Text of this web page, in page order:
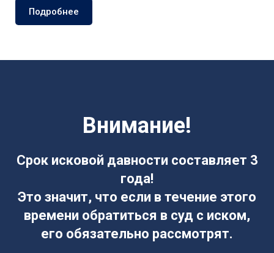
Подробнее
Внимание!
Срок исковой давности составляет 3
года!
Это значит, что если в течение этого
времени обратиться в суд с иском,
его обязательно рассмотрят.